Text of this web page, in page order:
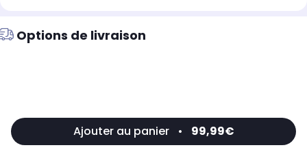
Options de livraison
Ajouter au panier • 99,99€